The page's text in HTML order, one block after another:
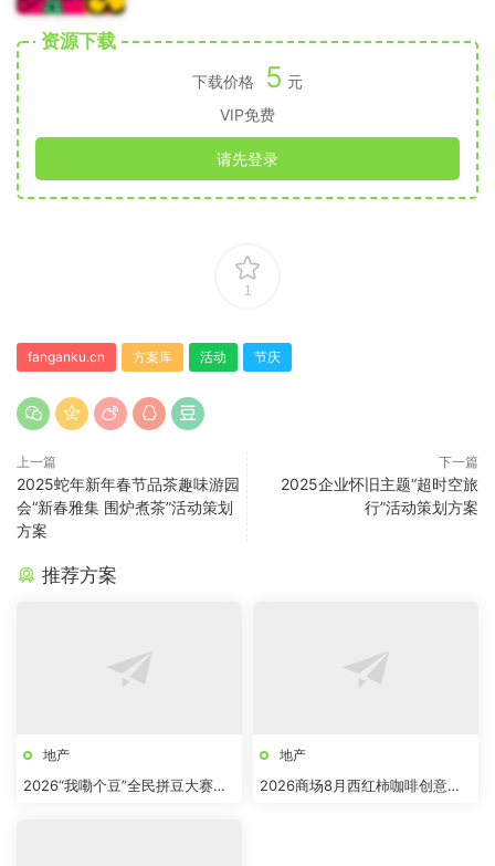
资源下载
下载价格 5 元
VIP免费
请先登录
1
fanganku.cn 方案库 活动 节庆
上一篇
2025蛇年新年春节品茶趣味游园
会“新春雅集 围炉煮茶”活动策划
方案
下一篇
2025企业怀旧主题“超时空旅
行”活动策划方案
推荐方案
地产
2026“我嘞个豆”全民拼豆大赛主
地产
2026商场8月西红柿咖啡创意市